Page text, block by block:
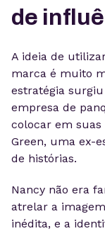
de
A ideia de
marca é muito
estratégia
empresa de
colocar em suas
Green, uma ex-
de histórias.
Nancy não era
atrelar a
inédita, e a